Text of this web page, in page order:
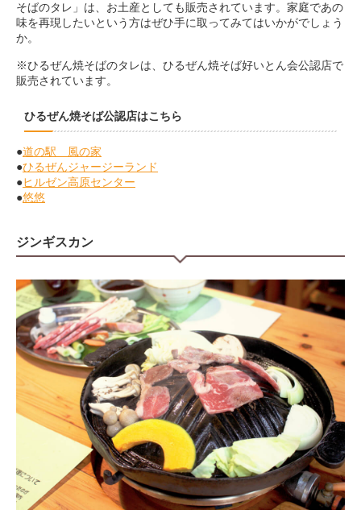
そばのタレ」は、お土産としても販売されています。家庭であの
味を再現したいという方はぜひ手に取ってみてはいかがでしょう
か。
※ひるぜん焼そばのタレは、ひるぜん焼そば好いとん会公認店で
販売されています。
ひるぜん焼そば公認店はこちら
●道の駅 風の家
●ひるぜんジャージーランド
●ヒルゼン高原センター
●悠悠
ジンギスカン